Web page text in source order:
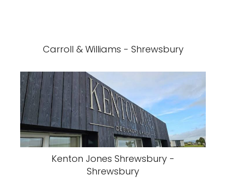
Carroll & Williams - Shrewsbury
Kenton Jones Shrewsbury -
Shrewsbury